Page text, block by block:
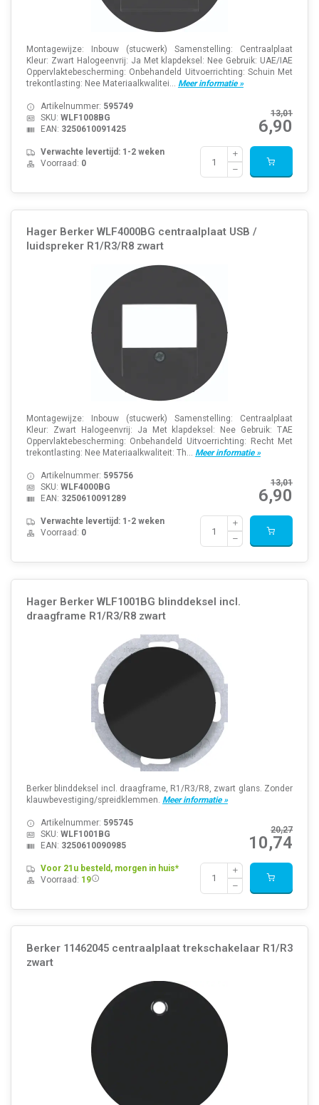
Montagewijze: Inbouw (stucwerk) Samenstelling: Centraalplaat
Kleur: Zwart Halogeenvrij: Ja Met klapdeksel: Nee Gebruik: UAE/IAE
Oppervlaktebescherming: Onbehandeld Uitvoerrichting: Schuin Met
trekontlasting: Nee Materiaalkwalitei... Meer informatie »
13,01
6,90
Artikelnummer: 595749
SKU: WLF1008BG
EAN: 3250610091425
Verwachte levertijd: 1-2 weken
Voorraad: 0
Hager Berker WLF4000BG centraalplaat USB /
luidspreker R1/R3/R8 zwart
Montagewijze: Inbouw (stucwerk) Samenstelling: Centraalplaat
Kleur: Zwart Halogeenvrij: Ja Met klapdeksel: Nee Gebruik: TAE
Oppervlaktebescherming: Onbehandeld Uitvoerrichting: Recht Met
trekontlasting: Nee Materiaalkwaliteit: Th... Meer informatie »
13,01
6,90
Artikelnummer: 595756
SKU: WLF4000BG
EAN: 3250610091289
Verwachte levertijd: 1-2 weken
Voorraad: 0
Hager Berker WLF1001BG blinddeksel incl.
draagframe R1/R3/R8 zwart
Berker blinddeksel incl. draagframe, R1/R3/R8, zwart glans. Zonder
klauwbevestiging/spreidklemmen. Meer informatie »
20,27
10,74
Artikelnummer: 595745
SKU: WLF1001BG
EAN: 3250610090985
Voor 21u besteld, morgen in huis*
Voorraad: 19
Berker 11462045 centraalplaat trekschakelaar R1/R3
zwart